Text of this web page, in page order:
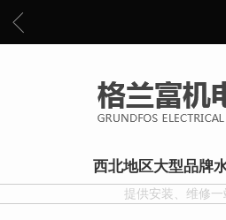
西北地区大型品牌
提供安装、维修一